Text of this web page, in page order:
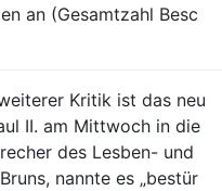
an (Gesamtzahl Besc
Kritik ist das neu
II. am Mittwoch in die
des Lesben- und
nannte es „bestür